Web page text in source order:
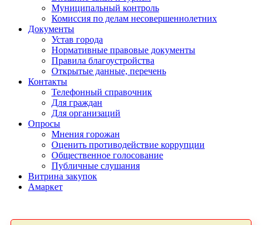
Муниципальный контроль
Комиссия по делам несовершеннолетних
Документы
Устав города
Нормативные правовые документы
Правила благоустройства
Открытые данные, перечень
Контакты
Телефонный справочник
Для граждан
Для организаций
Опросы
Мнения горожан
Оценить противодействие коррупции
Общественное голосование
Публичные слушания
Витрина закупок
Амаркет